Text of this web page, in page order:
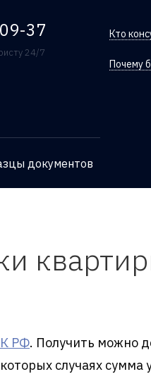
37
24/7
Кто
Почему
документов
РФ. Получить можно
случаях сумма